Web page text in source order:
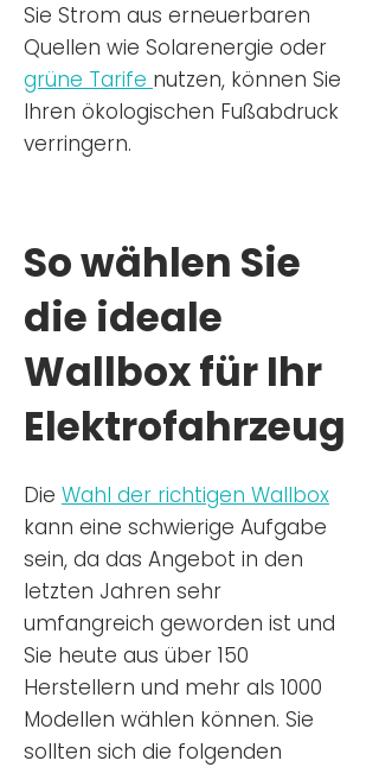
Sie Strom aus erneuerbaren
Quellen wie Solarenergie oder
grüne Tarife nutzen, können Sie
Ihren ökologischen Fußabdruck
verringern.
So wählen Sie
die ideale
Wallbox für Ihr
Elektrofahrzeug
Die Wahl der richtigen Wallbox
kann eine schwierige Aufgabe
sein, da das Angebot in den
letzten Jahren sehr
umfangreich geworden ist und
Sie heute aus über 150
Herstellern und mehr als 1000
Modellen wählen können. Sie
sollten sich die folgenden